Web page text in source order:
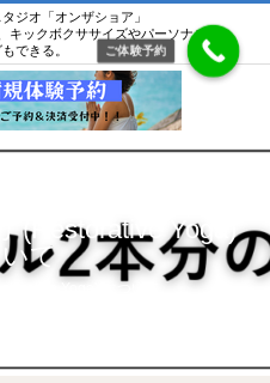
ジオ「オンザショア」
ックボクササイズやパーソナルト
できる。
(Restorative Yoga)
て
ご体験予約